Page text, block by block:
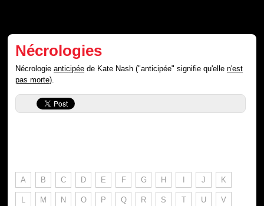
Nécrologies
Nécrologieanticipée de Kate Nash ("anticipée" signifie qu'ellen'est
pas morte).
A B C D E F G H I J K
L M N O P Q R S T U V